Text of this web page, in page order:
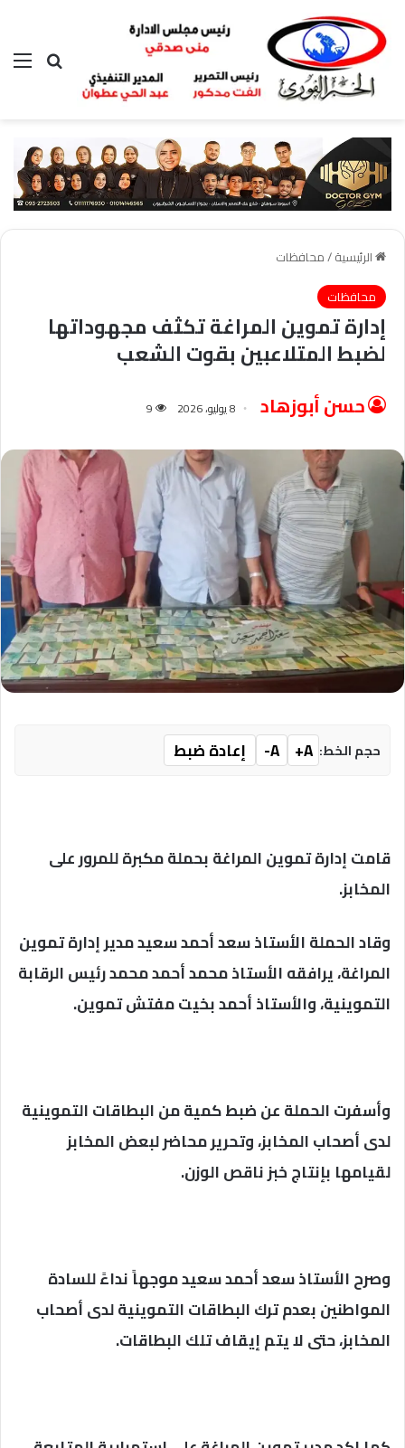
بحث عن
الرئيسية/محافظات
محافظات
إدارة تموين المراغة تكثف مجهوداتها
لضبط المتلاعبين بقوت الشعب
حسن أبوزهاد 8 يوليو، 2026 9
حجم الخط: A+
A- إعادة ضبط
قامت إدارة تموين المراغة بحملة مكبرة للمرور على
المخابز.
وقاد الحملة الأستاذ سعد أحمد سعيد مدير إدارة تموين
المراغة، يرافقه الأستاذ محمد أحمد محمد رئيس الرقابة
التموينية، والأستاذ أحمد بخيت مفتش تموين.
وأسفرت الحملة عن ضبط كمية من البطاقات التموينية
لدى أصحاب المخابز، وتحرير محاضر لبعض المخابز
لقيامها بإنتاج خبز ناقص الوزن.
وصرح الأستاذ سعد أحمد سعيد موجهاً نداءً للسادة
المواطنين بعدم ترك البطاقات التموينية لدى أصحاب
المخابز، حتى لا يتم إيقاف تلك البطاقات.